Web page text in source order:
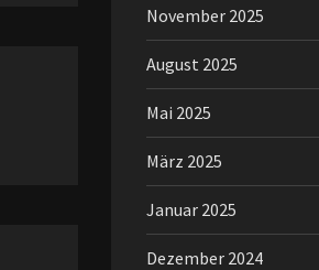
November 2025
August 2025
Mai 2025
März 2025
Januar 2025
Dezember 2024